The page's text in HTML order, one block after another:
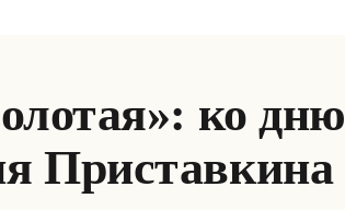
ко дню
Приставкина